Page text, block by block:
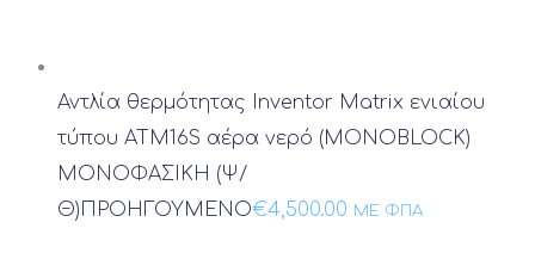
Αντλία θερμότητας Inventor Matrix ενιαίου
τύπου ATM16S αέρα νερό (MONOBLOCK)
ΜΟΝΟΦΑΣΙΚΗ (Ψ/
Θ)ΠΡΟΗΓΟΥΜΕΝΟ€4,500.00 ΜΕ ΦΠΑ